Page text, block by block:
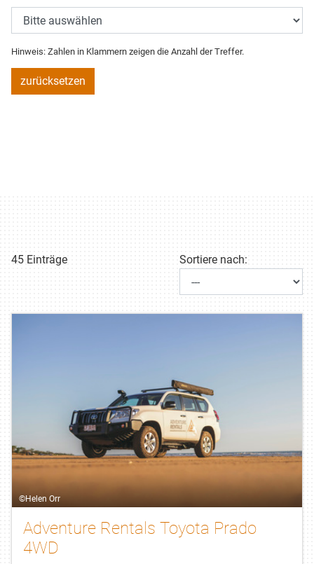
Hinweis: Zahlen in Klammern zeigen die Anzahl der Treffer.
zurücksetzen
45 Einträge Sortiere nach:
©Helen Orr
Adventure Rentals Toyota Prado
4WD